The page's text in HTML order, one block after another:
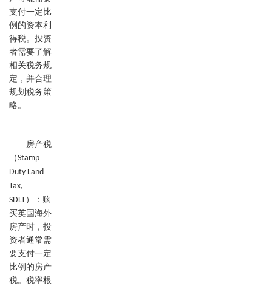
支付一定比
例的资本利
得税。投资
者需要了解
相关税务规
定，并合理
规划税务策
略。
房产税
（Stamp
Duty Land
Tax,
SDLT）：购
买英国海外
房产时，投
资者通常需
要支付一定
比例的房产
税。税率根